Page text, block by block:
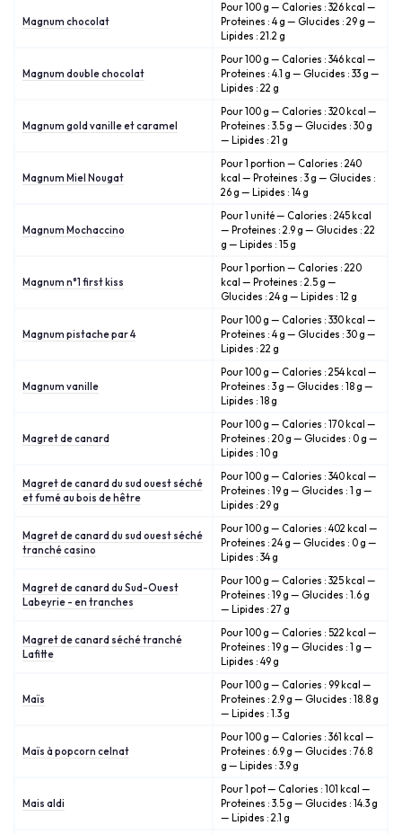
Magnum chocolat
Pour 100 g — Calories : 326 kcal —
Proteines : 4 g — Glucides : 29 g —
Lipides : 21.2 g
Magnum double chocolat
Pour 100 g — Calories : 346 kcal —
Proteines : 4.1 g — Glucides : 33 g —
Lipides : 22 g
Magnum gold vanille et caramel
Pour 100 g — Calories : 320 kcal —
Proteines : 3.5 g — Glucides : 30 g
— Lipides : 21 g
Magnum Miel Nougat
Pour 1 portion — Calories : 240
kcal — Proteines : 3 g — Glucides :
26 g — Lipides : 14 g
Magnum Mochaccino
Pour 1 unité — Calories : 245 kcal
— Proteines : 2.9 g — Glucides : 22
g — Lipides : 15 g
Magnum n°1 first kiss
Pour 1 portion — Calories : 220
kcal — Proteines : 2.5 g —
Glucides : 24 g — Lipides : 12 g
Magnum pistache par 4
Pour 100 g — Calories : 330 kcal —
Proteines : 4 g — Glucides : 30 g —
Lipides : 22 g
Magnum vanille
Pour 100 g — Calories : 254 kcal —
Proteines : 3 g — Glucides : 18 g —
Lipides : 18 g
Magret de canard
Pour 100 g — Calories : 170 kcal —
Proteines : 20 g — Glucides : 0 g —
Lipides : 10 g
Magret de canard du sud ouest séché
et fumé au bois de hêtre
Pour 100 g — Calories : 340 kcal —
Proteines : 19 g — Glucides : 1 g —
Lipides : 29 g
Magret de canard du sud ouest séché
tranché casino
Pour 100 g — Calories : 402 kcal —
Proteines : 24 g — Glucides : 0 g —
Lipides : 34 g
Magret de canard du Sud-Ouest
Labeyrie - en tranches
Pour 100 g — Calories : 325 kcal —
Proteines : 19 g — Glucides : 1.6 g
— Lipides : 27 g
Magret de canard séché tranché
Lafitte
Pour 100 g — Calories : 522 kcal —
Proteines : 19 g — Glucides : 1 g —
Lipides : 49 g
Maïs
Pour 100 g — Calories : 99 kcal —
Proteines : 2.9 g — Glucides : 18.8 g
— Lipides : 1.3 g
Maïs à popcorn celnat
Pour 100 g — Calories : 361 kcal —
Proteines : 6.9 g — Glucides : 76.8
g — Lipides : 3.9 g
Mais aldi
Pour 1 pot — Calories : 101 kcal —
Proteines : 3.5 g — Glucides : 14.3 g
— Lipides : 2.1 g